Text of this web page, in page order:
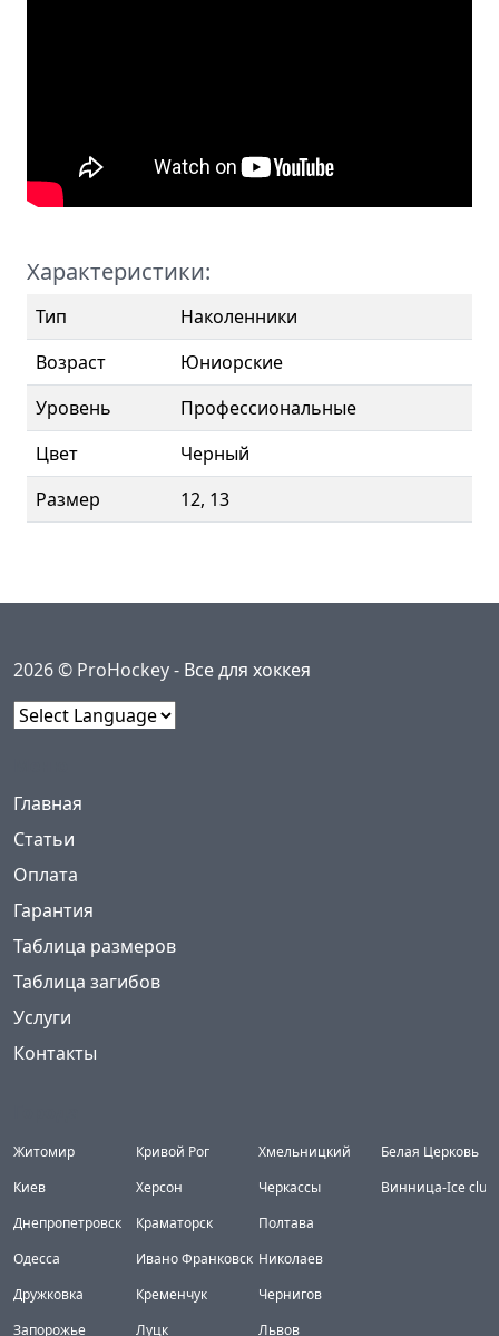
Характеристики:
Тип
Наколенники
Возраст
Юниорские
Уровень
Профессиональные
Цвет
Черный
Размер
12, 13
2026 © ProHockey - Все для хоккея
Главная
Статьи
Оплата
Гарантия
Таблица размеров
Таблица загибов
Услуги
Контакты
Житомир
Киев
Днепропетровск
Одесса
Дружковка
Запорожье
Кривой Рог
Херсон
Краматорск
Ивано Франковск
Кременчук
Луцк
Хмельницкий
Черкассы
Полтава
Николаев
Чернигов
Львов
Белая Церковь
Винница-Ice club